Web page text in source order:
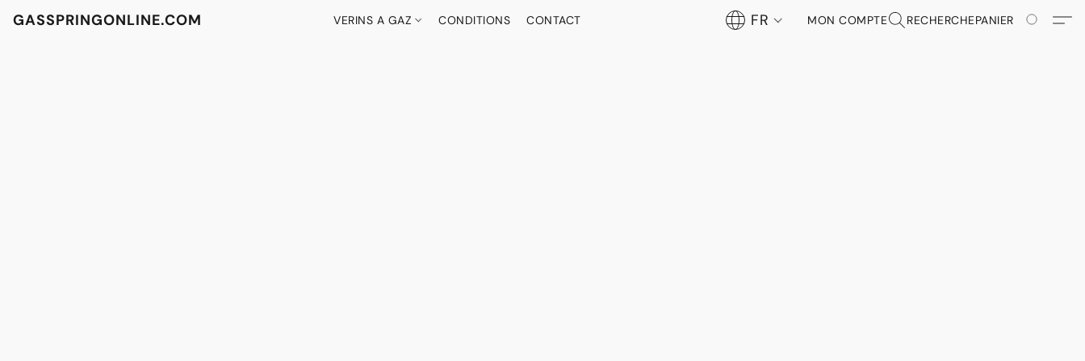
GASSPRINGONLINE.COM VERINS A GAZ CONDITIONS CONTACT FR MON COMPTE RECHERCHEPANIER